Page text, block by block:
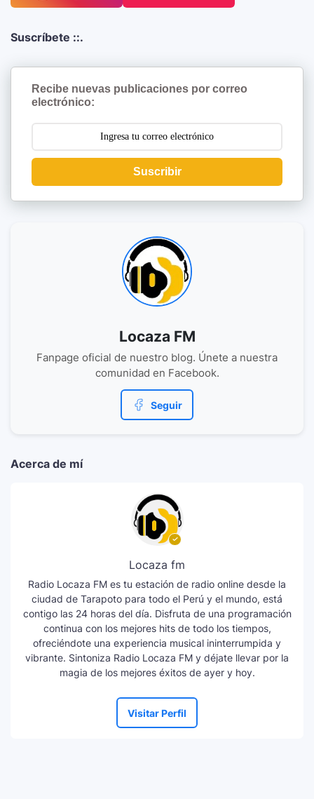
Suscríbete ::.
Recibe nuevas publicaciones por correo
electrónico:
Suscribir
Locaza FM
Fanpage oficial de nuestro blog. Únete a nuestra
comunidad en Facebook.
Seguir
Acerca de mí
Locaza fm
Radio Locaza FM es tu estación de radio online desde la
ciudad de Tarapoto para todo el Perú y el mundo, está
contigo las 24 horas del día. Disfruta de una programación
continua con los mejores hits de todo los tiempos,
ofreciéndote una experiencia musical ininterrumpida y
vibrante. Sintoniza Radio Locaza FM y déjate llevar por la
magia de los mejores éxitos de ayer y hoy.
Visitar Perfil